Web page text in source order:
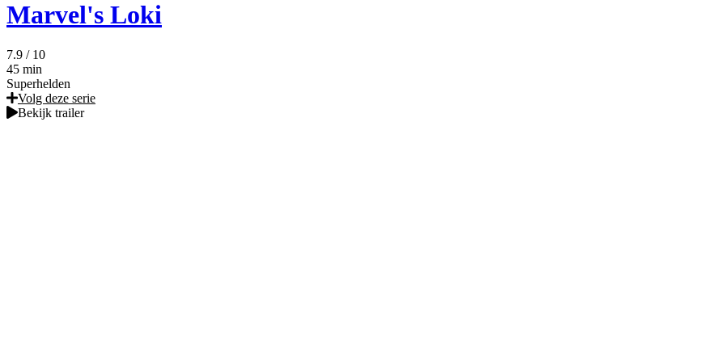
Marvel's Loki
7.9 / 10
45 min
Superhelden
Volg deze serie
Bekijk trailer